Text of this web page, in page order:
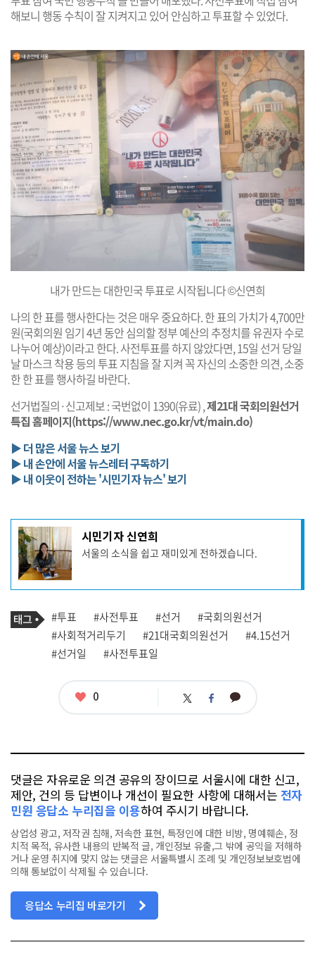
해보니 행동 수칙이 잘 지켜지고 있어 안심하고 투표할 수 있었다.
내가 만드는 대한민국 투표로 시작됩니다 ©신연희
나의 한 표를 행사한다는 것은 매우 중요하다. 한 표의 가치가 4,700만
원(국회의원 임기 4년 동안 심의할 정부 예산의 추정치를 유권자 수로
나누어 예상)이라고 한다. 사전투표를 하지 않았다면, 15일 선거 당일
날 마스크 착용 등의 투표 지침을 잘 지켜 꼭 자신의 소중한 의견, 소중
한 한 표를 행사하길 바란다.
선거법질의·신고제보 : 국번없이 1390(유료) ,제21대 국회의원선거
특집 홈페이지(https://www.nec.go.kr/vt/main.do)
▶ 더 많은 서울 뉴스 보기
▶ 내 손안에 서울 뉴스레터 구독하기
▶ 내 이웃이 전하는 '시민기자 뉴스' 보기
기
사
작
성
자
프
필
시민기자 신연희
서울의 소식을 쉽고 재미있게 전하겠습니다.
기
사
관
련
태
태
그
#투표 #사전투표 #선거
#국회의원선거
#사회적거리두기
#21대국회의원선거
#4.15선거
#선거일
#사전투표일
좋
0 트 페 카
댓글은 자유로운 의견 공유의 장이므로 서울시에 대한 신고,
제안, 건의 등 답변이나 개선이 필요한 사항에 대해서는 전자
민원 응답소 누리집을 이용하여 주시기 바랍니다.
상업성 광고, 저작권 침해, 저속한 표현, 특정인에 대한 비방, 명예훼손, 정
치적 목적, 유사한 내용의 반복적 글, 개인정보 유출,그 밖에 공익을 저해하
거나 운영 취지에 맞지 않는 댓글은 서울특별시 조례 및 개인정보보호법에
의해 통보없이 삭제될 수 있습니다.
응답소 누리집 바로가기